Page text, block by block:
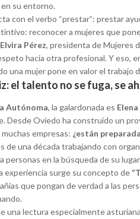
su entorno.
con el verbo “prestar”: prestar
reconocer a mujeres que
Elvira Pérez, presidenta de Mujeres
hacia otra profesional. Y eso,
una mujer pone en valor el trabajo
el talento no se fuga, se
Autónoma, la galardonada es
Desde Oviedo ha construido un
empresas: ¿están
de una década trabajando con
personas en la búsqueda de su
experiencia surge su concepto de
que pongan de verdad a las
una lectura especialmente